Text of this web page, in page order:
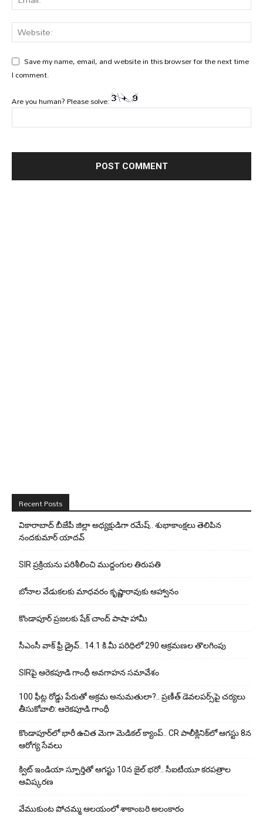
Save my name, email, and website in this browser for the next time
I comment.
Are you human? Please solve:
Recent Posts
వికారాబాద్ బీజేపీ జిల్లా అధ్యక్షుడిగా రమేష్‌.. శుభాకాంక్షలు తెలిపిన
నందకుమార్ యాదవ్
SIR ప్రక్రియను పరిశీలించి ముద్దంగుల తిరుపతి
బోనాల వేడుకలకు మాధవరం కృష్ణారావుకు ఆహ్వానం
కొండాపూర్ ప్రజలకు షేక్ చాంద్ పాషా హామీ
సీఎంసీ వాక్ ఫ్రీ డ్రైవ్.. 14.1 కి.మీ పరిధిలో 290 ఆక్రమణల తొలగింపు
SIRపై ఆరెకపూడి గాంధీ అవగాహన సమావేశం
100 ఫీట్ల రోడ్డు పేరుతో అక్రమ అనుమతులా?.. ప్రణీత్ డెవలపర్స్‌పై చర్యలు
తీసుకోవాలి: ఆరెకపూడి గాంధీ
కొండాపూర్‌లో భారీ ఉచిత మెగా మెడికల్ క్యాంప్.. CR పాలీక్లినిక్‌లో ఆగస్టు 8న
ఆరోగ్య సేవలు
క్విట్ ఇండియా స్ఫూర్తితో ఆగస్టు 10న జైల్ భరో.. సీఐటీయూ కరపత్రాల
ఆవిష్కరణ
వేముకుంట పోచమ్మ ఆలయంలో శాకాంబరి అలంకారం